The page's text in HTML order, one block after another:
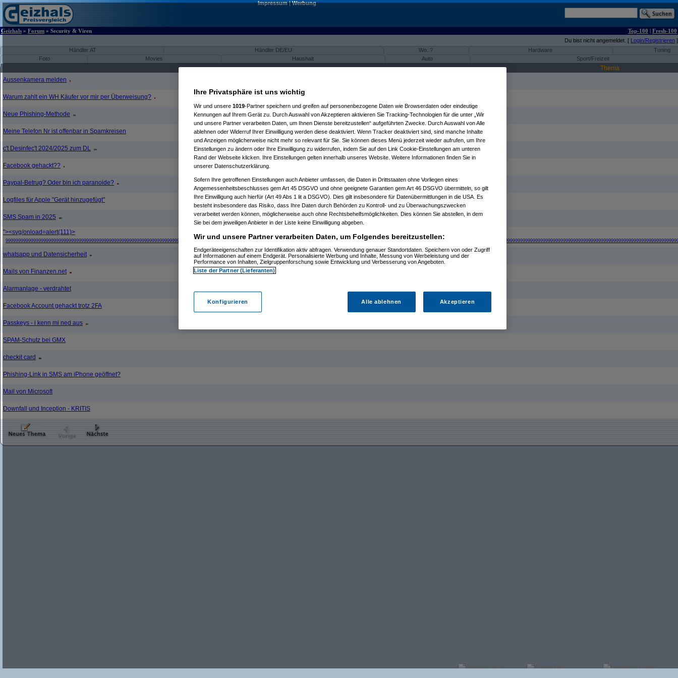
Impressum|Werbung
Geizhals » Forum » Security & Viren Top-100 | Fresh-100
Du bist nicht angemeldet. [ Login/Registrieren ]
Händler AT
Händler DE/EU Wo..? Hardware
Tuning
Foto
Movies Haushalt Auto Sport/Freizeit
Thema
Aussenkamera melden
Warum zahlt ein WH Käufer vor mir per Überweisung?
Neue Phishing-Methode
Meine Telefon Nr ist offenbar in Spamkreisen
c't Desinfec't 2024/2025 zum DL
Facebook gehackt??
Paypal-Betrug? Oder bin ich paranoide?
Logfiles für Apple "Gerät hinzugefügt"
SMS Spam in 2025
"><svg/onload=alert(111)>
whatsapp und Datensicherheit
Mails von Finanzen.net
Alarmanlage - verdrahtet
Facebook Account gehackt trotz 2FA
Passkeys - i kenn mi ned aus
SPAM-Schutz bei GMX
checkit card
Phishing-Link in SMS am iPhone geöffnet?
Mail von Microsoft
Downfall und Inception - KRITIS
Ihre Privatsphäre ist uns wichtig
Wir und unsere 1019-Partner speichern und greifen auf personenbezogene Daten wie Browserdaten oder eindeutige
Kennungen auf Ihrem Gerät zu. Durch Auswahl von Akzeptieren aktivieren Sie Tracking-Technologien für die unter „Wir
und unsere Partner verarbeiten Daten, um Ihnen Dienste bereitzustellen“ aufgeführten Zwecke. Durch Auswahl von Alle
ablehnen oder Widerruf Ihrer Einwilligung werden diese deaktiviert. Wenn Tracker deaktiviert sind, sind manche Inhalte
und Anzeigen möglicherweise nicht mehr so relevant für Sie. Sie können dieses Menü jederzeit wieder aufrufen, um Ihre
Einstellungen zu ändern oder Ihre Einwilligung zu widerrufen, indem Sie auf den Link Cookie-Einstellungen am unteren
Rand der Webseite klicken. Ihre Einstellungen gelten innerhalb unseres Website. Weitere Informationen finden Sie in
unserer Datenschutzerklärung.
Sofern Ihre getroffenen Einstellungen auch Anbieter umfassen, die Daten in Drittstaaten ohne Vorliegen eines
Angemessenheitsbeschlusses gem Art 45 DSGVO und ohne geeignete Garantien gem Art 46 DSGVO übermitteln, so gilt
Ihre Einwilligung auch hierfür (Art 49 Abs 1 lit a DSGVO). Dies gilt insbesondere für Datenübermittlungen in die USA. Es
besteht insbesondere das Risiko, dass Ihre Daten durch Behörden zu Kontroll- und zu Überwachungszwecken
verarbeitet werden können, möglicherweise auch ohne Rechtsbehelfsmöglichkeiten. Dies können Sie abstellen, in dem
Sie bei dem jeweiligen Anbieter in der Liste keine Einwilligung abgeben.
Wir und unsere Partner verarbeiten Daten, um Folgendes bereitzustellen:
Endgeräteeigenschaften zur Identifikation aktiv abfragen. Verwendung genauer Standortdaten. Speichern von oder Zugriff
auf Informationen auf einem Endgerät. Personalisierte Werbung und Inhalte, Messung von Werbeleistung und der
Performance von Inhalten, Zielgruppenforschung sowie Entwicklung und Verbesserung von Angeboten.
Liste der Partner (Lieferanten)
Konfigurieren Alle ablehnen Akzeptieren